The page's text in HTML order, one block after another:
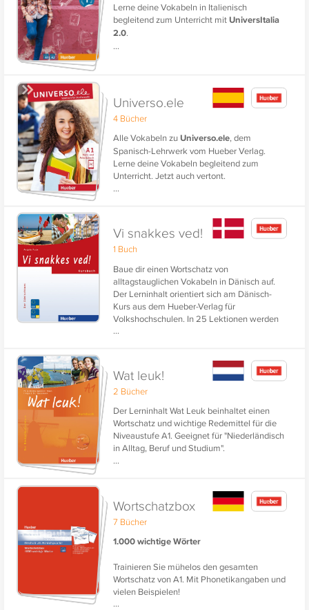
Lerne deine Vokabeln in Italienisch
begleitend zum Unterricht mit UniversItalia
2.0.
...
Universo.ele
4 Bücher
Alle Vokabeln zu Universo.ele, dem
Spanisch-Lehrwerk vom Hueber Verlag.
Lerne deine Vokabeln begleitend zum
Unterricht. Jetzt auch vertont.
...
Vi snakkes ved!
1 Buch
Baue dir einen Wortschatz von
alltagstauglichen Vokabeln in Dänisch auf.
Der Lerninhalt orientiert sich am Dänisch-
Kurs aus dem Hueber-Verlag für
Volkshochschulen. In 25 Lektionen werden
alltägliche Begriffe und Vokabeln für
...
Wat leuk!
2 Bücher
Der Lerninhalt Wat Leuk beinhaltet einen
Wortschatz und wichtige Redemittel für die
Niveaustufe A1. Geeignet für "Niederländisch
in Alltag, Beruf und Studium".
...
Wortschatzbox
7 Bücher
1.000 wichtige Wörter
Trainieren Sie mühelos den gesamten
Wortschatz von A1. Mit Phonetikangaben und
vielen Beispielen!
...